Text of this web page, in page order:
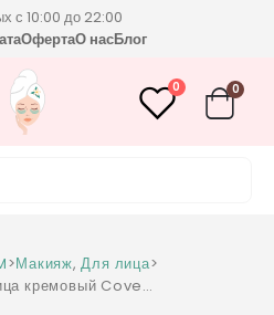
с 10:00 до 22:00
ОфертаО насБлог
0 0
>Макияж,Для лица>
кремовый Cover